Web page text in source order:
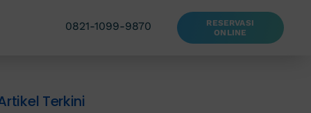
0821-1099-9870
RESERVASI
ONLINE
Terkini